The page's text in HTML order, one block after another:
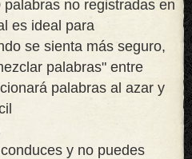
no registradas en
es ideal para
se sienta más seguro,
palabras" entre
palabras al azar y
y no puedes